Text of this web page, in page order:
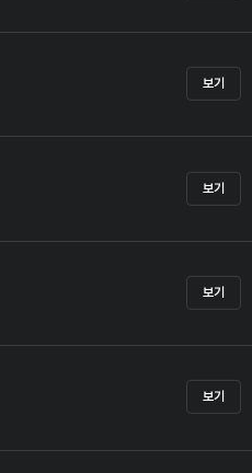
보기
보기
보기
보기